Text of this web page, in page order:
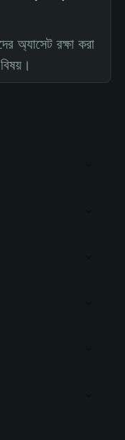
অ্যাসেট রক্ষা করা